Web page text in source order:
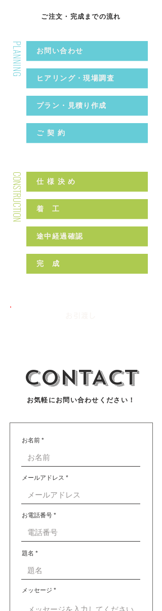
​ご注文・完成までの流れ
PLANNING お問い合わせ
ヒアリング・現場調査
プラン・見積り作成
ご 契 約
CONSTRUCTION 仕 様 決 め
着 工
途中経過確認
完 成
CONTACT
お気軽にお問い合わせください！
お名前
メールアドレス
お電話番号
題名
メッセージ